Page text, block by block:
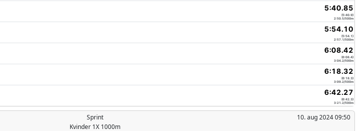
5:40.85
(5:40.9)
2:50.5/500m
5:54.10
(5:54.1)
2:57.1/500m
6:08.42
(6:08.4)
3:04.2/500m
6:18.32
(6:18.3)
3:09.2/500m
6:42.27
(6:42.3)
3:21.2/500m
Sprint 10. aug 2024 09:50
Kvinder 1X 1000m